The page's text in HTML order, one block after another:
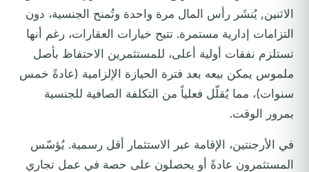
الاثنين, يُنشَر رأس المال مرة واحدة وتُمنح الجنسية، دون
التزامات إدارية مستمرة. تتيح خيارات العقارات، رغم أنها
تستلزم نفقات أولية أعلى، للمستثمرين الاحتفاظ بأصل
ملموس يمكن بيعه بعد فترة الحيازة الإلزامية (عادةً خمس
سنوات)، مما يُقلّل فعلياً من التكلفة الصافية للجنسية
بمرور الوقت.
في الأرجنتين، الإقامة عبر الاستثمار أقل رسمية. يُؤسّس
المستثمرون عادةً أو يحصلون على حصة في عمل تجاري